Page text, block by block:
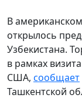
В
открылось
Узбекистана.
в рамках
США, сообщает
Ташкентской